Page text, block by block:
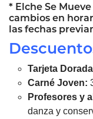
* Elche Se
cambios en
las fechas
Tarjeta
Carné Joven:
Profesores y
danza y